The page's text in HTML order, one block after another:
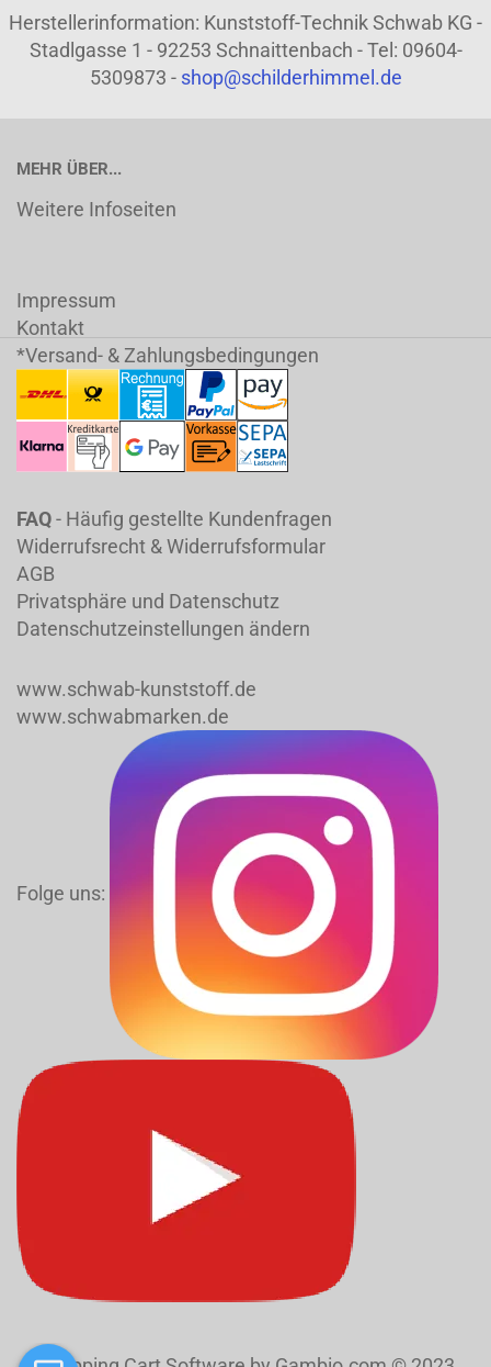
Herstellerinformation: Kunststoff-Technik Schwab KG -
Stadlgasse 1 - 92253 Schnaittenbach - Tel: 09604-
5309873 - shop@schilderhimmel.de
MEHR ÜBER...
Weitere Infoseiten
Impressum
Kontakt
*Versand- & Zahlungsbedingungen
FAQ- Häufig gestellte Kundenfragen
Widerrufsrecht & Widerrufsformular
AGB
Privatsphäre und Datenschutz
Datenschutzeinstellungen ändern
www.schwab-kunststoff.de
www.schwabmarken.de
Folge uns: